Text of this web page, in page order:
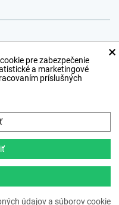
×
pre zabezpečenie
a marketingové
príslušných
údajov a súborov cookie